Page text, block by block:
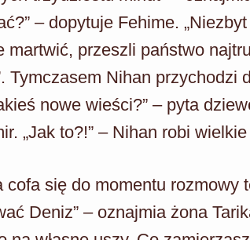
– dopytuje Fehime.
martwić, przeszli państwo
Tymczasem Nihan przychodzi
nowe wieści?” – pyta
„Jak to?!” – Nihan robi
się do momentu rozmowy
Deniz” – oznajmia żona